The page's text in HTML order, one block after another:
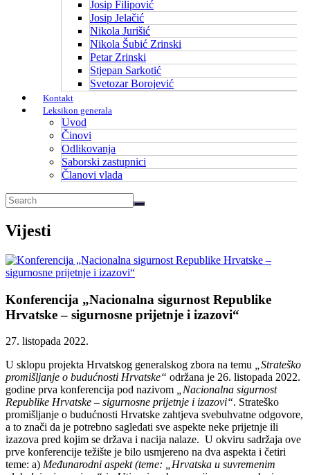
Josip Filipović
Josip Jelačić
Nikola Jurišić
Nikola Šubić Zrinski
Petar Zrinski
Stjepan Sarkotić
Svetozar Borojević
Kontakt
Leksikon generala
Uvod
Činovi
Odlikovanja
Saborski zastupnici
Članovi vlada
Vijesti
Konferencija „Nacionalna sigurnost Republike
Hrvatske – sigurnosne prijetnje i izazovi“
27. listopada 2022.
U sklopu projekta Hrvatskog generalskog zbora na temu
„Strateško
promišljanje o budućnosti Hrvatske“ održana je 26. listopada 2022.
godine prva konferencija pod nazivom
„Nacionalna sigurnost
Republike Hrvatske – sigurnosne prijetnje i izazovi“. Strateško
promišljanje o budućnosti Hrvatske zahtjeva svebuhvatne odgovore,
a to znači da je potrebno sagledati sve aspekte neke prijetnje ili
izazova pred kojim se država i nacija nalaze. U okviru sadržaja ove
prve konferencije težište je bilo usmjereno na dva aspekta i četiri
teme: a) Međunarodni aspekt (teme: „Hrvatska u suvremenim